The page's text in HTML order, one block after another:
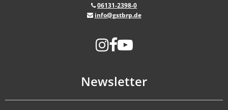
06131-2398-0
info@gstbrp.de
Newsletter